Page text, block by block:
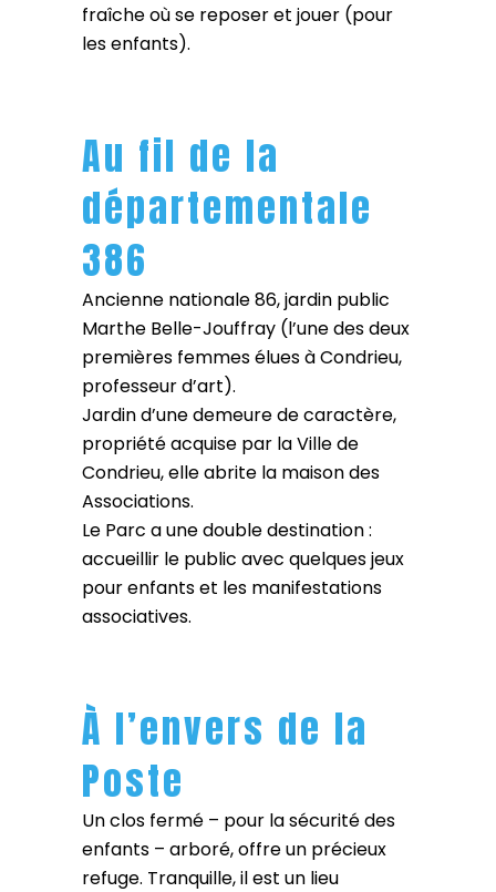
fraîche où se reposer et jouer (pour
les enfants).
Au fil de la
départementale
386
Ancienne nationale 86, jardin public
Marthe Belle-Jouffray (l’une des deux
premières femmes élues à Condrieu,
professeur d’art).
Jardin d’une demeure de caractère,
propriété acquise par la Ville de
Condrieu, elle abrite la maison des
Associations.
Le Parc a une double destination :
accueillir le public avec quelques jeux
pour enfants et les manifestations
associatives.
À l’envers de la
Poste
Un clos fermé – pour la sécurité des
enfants – arboré, offre un précieux
refuge. Tranquille, il est un lieu